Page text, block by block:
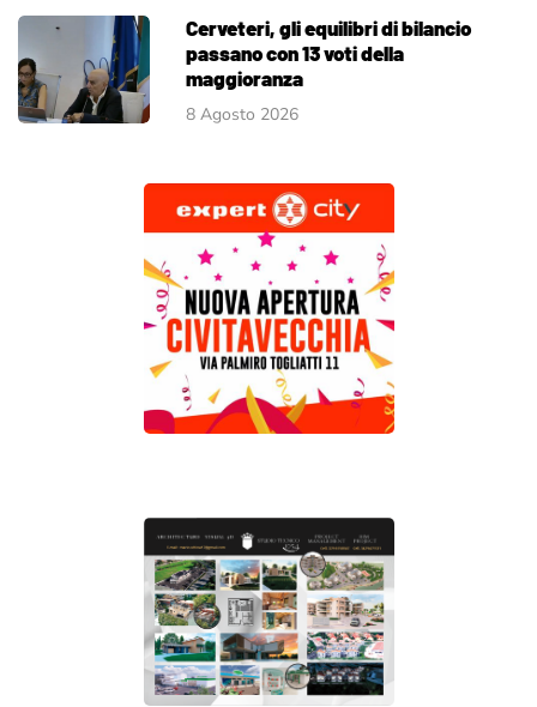
Cerveteri, gli equilibri di bilancio
passano con 13 voti della
maggioranza
8 Agosto 2026